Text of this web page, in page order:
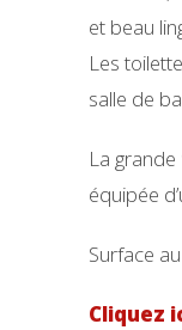
et beau
Les
salle de
La grande
équipée
Surface
Cliquez